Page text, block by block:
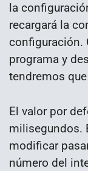
la
recargará la
configuración.
programa y
tendremos
El valor por
milisegundos.
modificar
número del